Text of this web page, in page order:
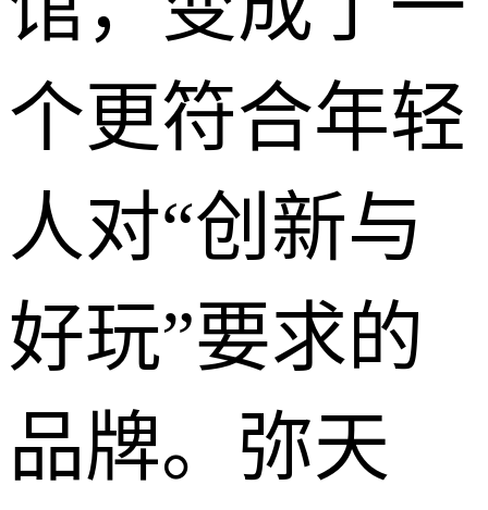
个更符合年轻
人对“创新与
好玩”要求的
品牌。弥天